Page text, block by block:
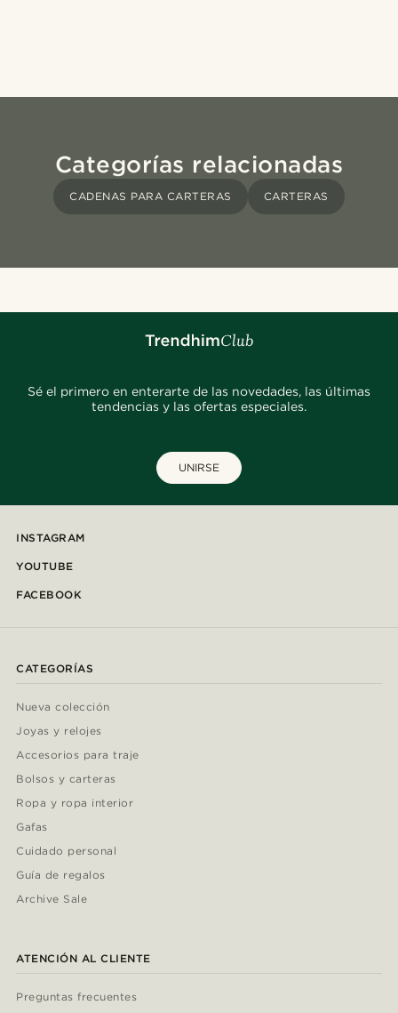
Categorías relacionadas
CADENAS PARA CARTERAS CARTERAS
Sé el primero en enterarte de las novedades, las últimas
tendencias y las ofertas especiales.
UNIRSE
INSTAGRAM
YOUTUBE
FACEBOOK
CATEGORÍAS
Nueva colección
Joyas y relojes
Accesorios para traje
Bolsos y carteras
Ropa y ropa interior
Gafas
Cuidado personal
Guía de regalos
Archive Sale
ATENCIÓN AL CLIENTE
Preguntas frecuentes